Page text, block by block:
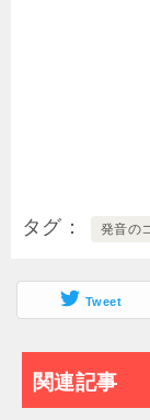
タグ 発音の
Tweet
関連記事